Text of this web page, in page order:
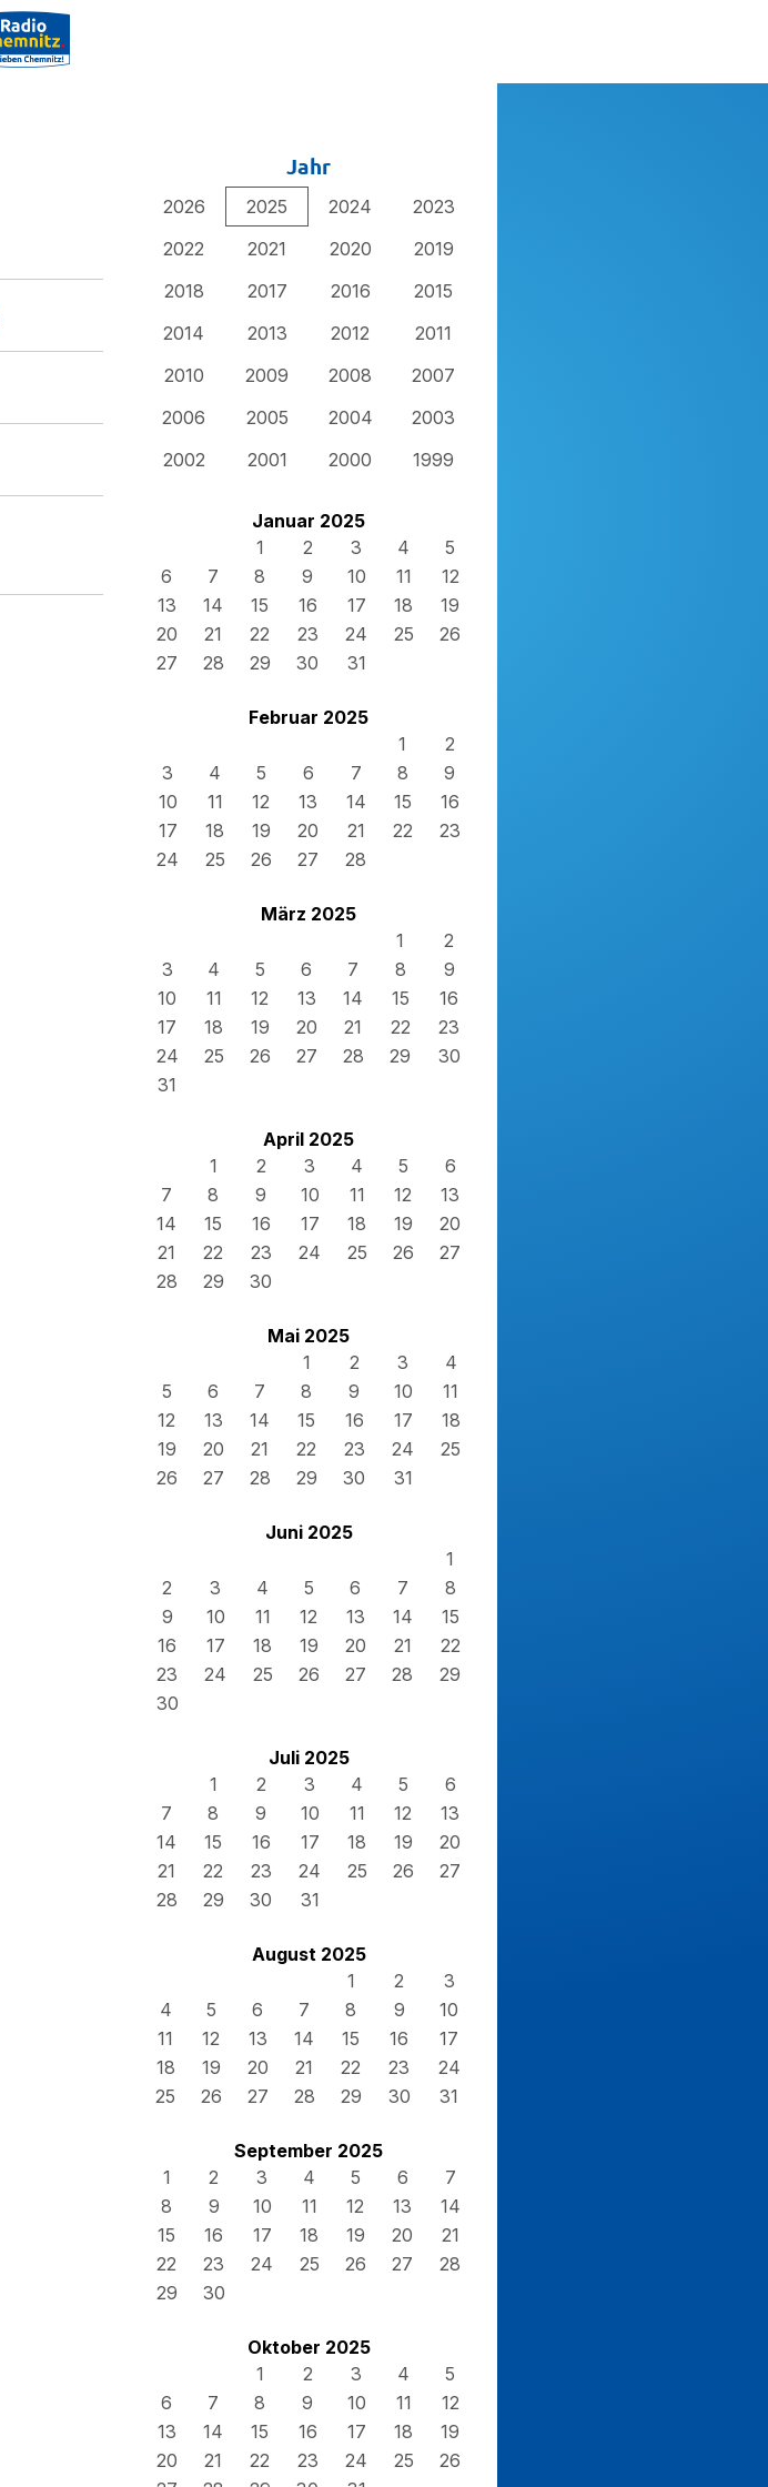
Jahr
2026 2025 2024
2023
2022
2021 2020
2019
2018
2017 2016
2015
2014
2013 2012
2011
2010
2009 2008
2007
2006
2005 2004
2003
2002
2001 2000 1999
Januar 2025
1
2 3 4
5
6
7 8 9 10 11
12
13
14 15 16 17 18
19
20
21 22 23 24 25
26
27
28 29 30 31
Februar 2025
1
2
3
4 5 6 7 8
9
10
11 12 13 14 15
16
17
18 19 20 21 22
23
24
25 26 27 28
März 2025
1
2
3
4 5 6 7 8
9
10
11 12 13 14 15
16
17
18 19 20 21 22
23
24
25 26 27 28 29
30
31
April 2025
1
2 3 4 5
6
7
8 9 10 11 12
13
14
15 16 17 18 19
20
21
22 23 24 25 26
27
28
29 30
Mai 2025
1
2 3
4
5
6 7 8 9 10
11
12
13 14 15 16 17
18
19
20 21 22 23 24
25
26
27 28 29 30 31
Juni 2025
1
2
3 4 5 6 7
8
9
10 11 12 13 14
15
16
17 18 19 20 21
22
23
24 25 26 27 28
29
30
Juli 2025
1
2 3 4 5
6
7
8 9 10 11 12
13
14
15 16 17 18 19
20
21
22 23 24 25 26
27
28
29 30 31
August 2025
1
2
3
4
5 6 7 8 9
10
11
12 13 14 15 16
17
18
19 20 21 22 23
24
25
26 27 28 29 30 31
September 2025
1
2 3 4 5 6
7
8
9 10 11 12 13
14
15
16 17 18 19 20
21
22
23 24 25 26 27
28
29
30
Oktober 2025
1
2 3 4
5
6
7 8 9 10 11
12
13
14 15 16 17 18
19
20
21 22 23 24 25
26